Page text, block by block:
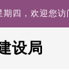
四，欢迎您访
设局